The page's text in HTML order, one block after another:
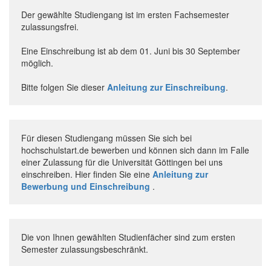
Der gewählte Studiengang ist im ersten Fachsemester
zulassungsfrei.
Eine Einschreibung ist ab dem 01. Juni bis 30 September
möglich.
Bitte folgen Sie dieser Anleitung zur Einschreibung.
Für diesen Studiengang müssen Sie sich bei
hochschulstart.de bewerben und können sich dann im Falle
einer Zulassung für die Universität Göttingen bei uns
einschreiben. Hier finden Sie eine Anleitung zur
Bewerbung und Einschreibung .
Die von Ihnen gewählten Studienfächer sind zum ersten
Semester zulassungsbeschränkt.